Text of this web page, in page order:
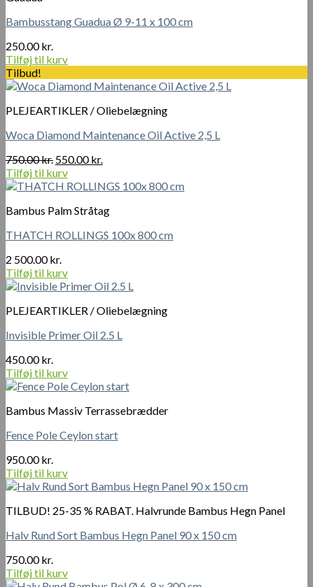
Bambusstang Guadua Ø 9-11 x 100 cm
250.00kr.
Tilføj til kurv
Tilbud!
PLEJEARTIKLER / Oliebelægning
Woca Diamond Maintenance Oil Active 2,5 L
750.00kr. Den
oprindelige
pris
750.00 kr..
550.00kr.
pris
550.00 kr..
Tilføj til kurv
Bambus Palm Stråtag
THATCH ROLLINGS 100x 800 cm
2 500.00kr.
Tilføj til kurv
PLEJEARTIKLER / Oliebelægning
Invisible Primer Oil 2.5 L
450.00kr.
Tilføj til kurv
Bambus Massiv Terrassebrædder
Fence Pole Ceylon start
950.00kr.
Tilføj til kurv
TILBUD! 25-35 % RABAT. Halvrunde Bambus Hegn Panel
Halv Rund Sort Bambus Hegn Panel 90 x 150 cm
750.00kr.
Tilføj til kurv